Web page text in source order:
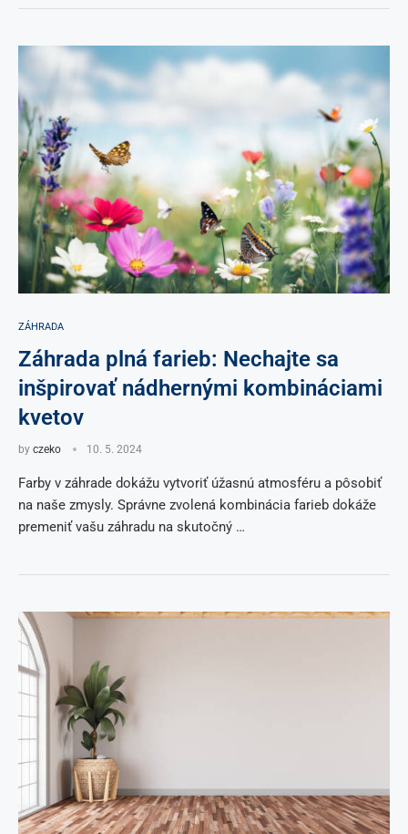
ZÁHRADA
Záhrada plná farieb: Nechajte sa
inšpirovať nádhernými kombináciami
kvetov
by czeko 10. 5. 2024
Farby v záhrade dokážu vytvoriť úžasnú atmosféru a pôsobiť
na naše zmysly. Správne zvolená kombinácia farieb dokáže
premeniť vašu záhradu na skutočný …